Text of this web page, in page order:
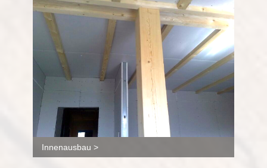
Innenausbau >